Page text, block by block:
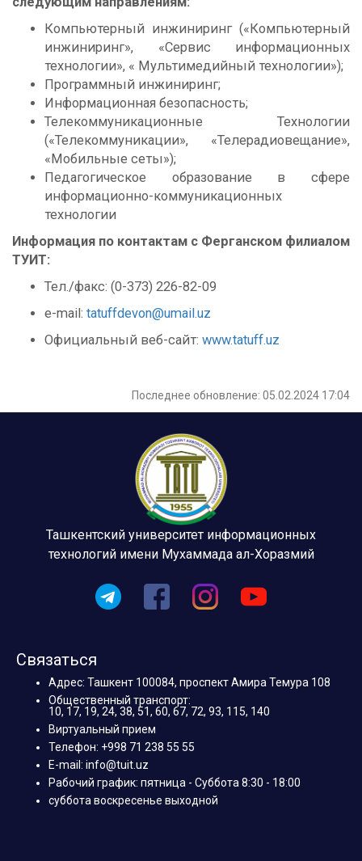
Компьютерный инжиниринг («Компьютерный
инжиниринг», «Сервис информационных
технологии», « Мультимедийный технологии»);
Программный инжиниринг;
Информационная безопасность;
Телекоммуникационные Технологии
(«Телекоммуникации», «Телерадиовещание»,
«Мобильные сеты»);
Педагогическое образование в сфере
информационно-коммуникационных
технологии
Информация по контактам с Ферганском филиалом
ТУИТ:
Тел./факс: (0-373) 226-82-09
e-mail: tatuffdevon@umail.uz
Официальный веб-сайт: www.tatuff.uz
Последнее обновление: 05.02.2024 17:04
Ташкентский университет информационных
технологий имени Мухаммада ал-Хоразмий
Связаться
Адрес: Ташкент 100084, проспект Амира Темура 108
Общественный транспорт:
10, 17, 19, 24, 38, 51, 60, 67, 72, 93, 115, 140
Виртуальный прием
Телефон: +998 71 238 55 55
E-mail: info@tuit.uz
Рабочий график: пятница - Суббота 8:30 - 18:00
суббота воскресенье выходной